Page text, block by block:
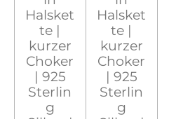
Halsket
te |
kurzer
Choker
| 925
Sterlin
g
Halsket
te |
kurzer
Choker
| 925
Sterlin
g